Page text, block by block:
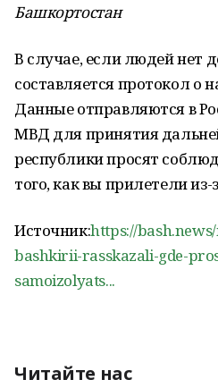
Башкортостан
В случае, если людей нет
составляется протокол о
Данные отправляются в
МВД для принятия
республики просят
того, как вы прилетели
Источник:https://
bashkirii-rasskazali-gde-
samoizolyats...
Читайте нас